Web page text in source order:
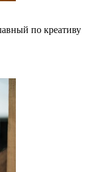
по креативу